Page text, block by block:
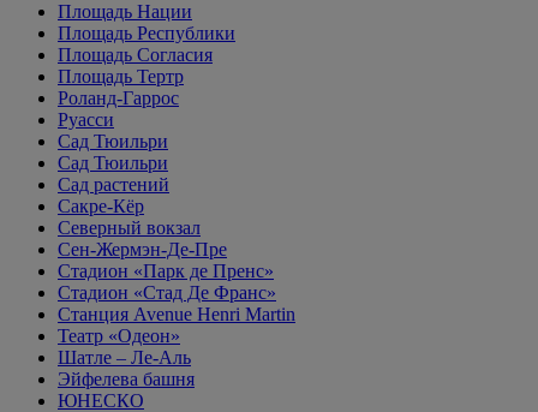
Площадь Нации
Площадь Республики
Площадь Согласия
Площадь Тертр
Роланд-Гаррос
Руасси
Сад Тюильри
Сад Тюильри
Сад растений
Сакре-Кёр
Северный вокзал
Сен-Жермэн-Де-Пре
Стадион «Парк де Пренс»
Стадион «Стад Де Франс»
Станция Avenue Henri Martin
Театр «Одеон»
Шатле – Ле-Аль
Эйфелева башня
ЮНЕСКО